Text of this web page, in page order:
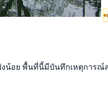
งน้อย พื้นที่นี้มีบันทึกเหตุการณ์